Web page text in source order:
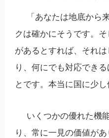
「あなたは地底から
クは確かにそうです。
があるとすれば、それ
り、何にでも対応でき
とです。本当に国に少し
いくつかの優れた機
り、常に一見の価値が